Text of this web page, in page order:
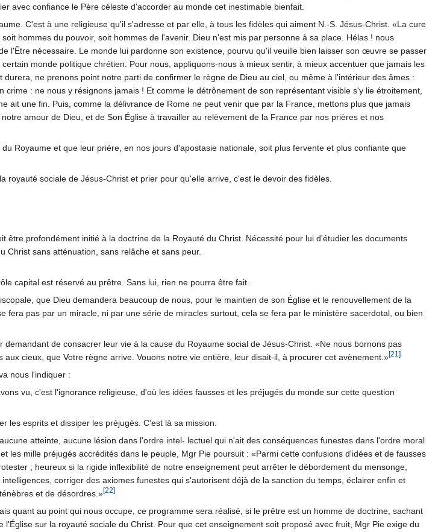
avec confiance le Père céleste d'accorder au monde cet inestimable bienfait.
C'est à une religieuse qu'il s'adresse et par elle, à tous les fidèles qui aiment N.-S. Jésus-Christ. «La cure
hommes du pouvoir, soit hommes de l'avenir. Dieu n'est mis par personne à sa place. Hélas ! nous
l'Être nécessaire. Le monde lui pardonne son existence, pourvu qu'il veuille bien laisser son œuvre se passer
monde politique chrétien. Pour nous, appliquons-nous à mieux sentir, à mieux accentuer que jamais les
ne prenons point notre parti de confirmer le règne de Dieu au ciel, ou même à l'intérieur des âmes :
crime : ne nous y résignons jamais ! Et comme le détrônement de son représentant visible s'y lie étroitement,
ait une fin. Puis, comme la délivrance de Rome ne peut venir que par la France, mettons plus que jamais
amour de Dieu, et de Son Église à travailler au relèvement de la France par nos prières et nos
Royaume et que leur prière, en nos jours d'apostasie nationale, soit plus fervente et plus confiante que
sociale de Jésus-Christ et prier pour qu'elle arrive, c'est le devoir des fidèles.
être profondément initié à la doctrine de la Royauté du Christ. Nécessité pour lui d'étudier les documents
Christ sans atténuation, sans relâche et sans peur.
capital est réservé au prêtre. Sans lui, rien ne pourra être fait.
que Dieu demandera beaucoup de nous, pour le maintien de son Église et le renouvellement de la
fera pas par un miracle, ni par une série de miracles surtout, cela se fera par le ministère sacerdotal, ou bien
de consacrer leur vie à la cause du Royaume social de Jésus-Christ. «Ne nous bornons pas
cieux, que Votre règne arrive. Vouons notre vie entière, leur disait-il, à procurer cet avènement.»[21]
nous l'indiquer :
vu, c'est l'ignorance religieuse, d'où les idées fausses et les préjugés du monde sur cette question
les esprits et dissiper les préjugés. C'est là sa mission.
atteinte, aucune lésion dans l'ordre intel- lectuel qui n'ait des conséquences funestes dans l'ordre moral
les mille préjugés accrédités dans le peuple, Mgr Pie poursuit : «Parmi cette confusions d'idées et de fausses
; heureux si la rigide inflexibilité de notre enseignement peut arrêter le débordement du mensonge,
corriger des axiomes funestes qui s'autorisent déjà de la sanction du temps, éclairer enfin et
et de désordres.»[22]
quant au point qui nous occupe, ce programme sera réalisé, si le prêtre est un homme de doctrine, sachant
sur la royauté sociale du Christ. Pour que cet enseignement soit proposé avec fruit, Mgr Pie exige du